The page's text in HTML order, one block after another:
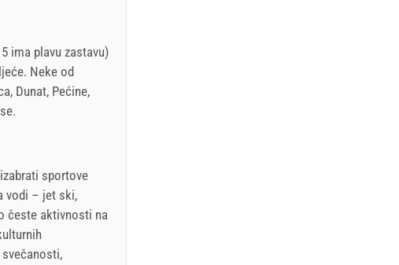
ima plavu zastavu)
Neke od
Dunat, Pećine,
sportove
vodi – jet ski,
česte aktivnosti na